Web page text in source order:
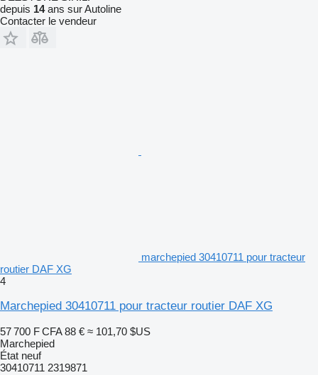
depuis 14ans sur Autoline
Contacter le vendeur
marchepied 30410711 pour tracteur
routier DAF XG
4
Marchepied 30410711 pour tracteur routier DAF XG
57 700 F CFA 88 € ≈ 101,70 $US
Marchepied
État neuf
30410711 2319871